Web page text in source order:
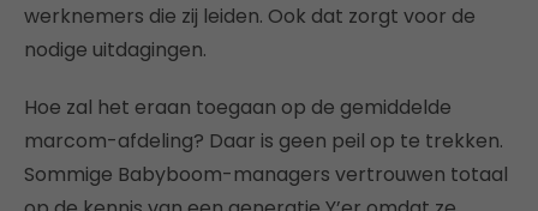
werknemers die zij leiden. Ook dat zorgt voor de
nodige uitdagingen.
Hoe zal het eraan toegaan op de gemiddelde
marcom-afdeling? Daar is geen peil op te trekken.
Sommige Babyboom-managers vertrouwen totaal